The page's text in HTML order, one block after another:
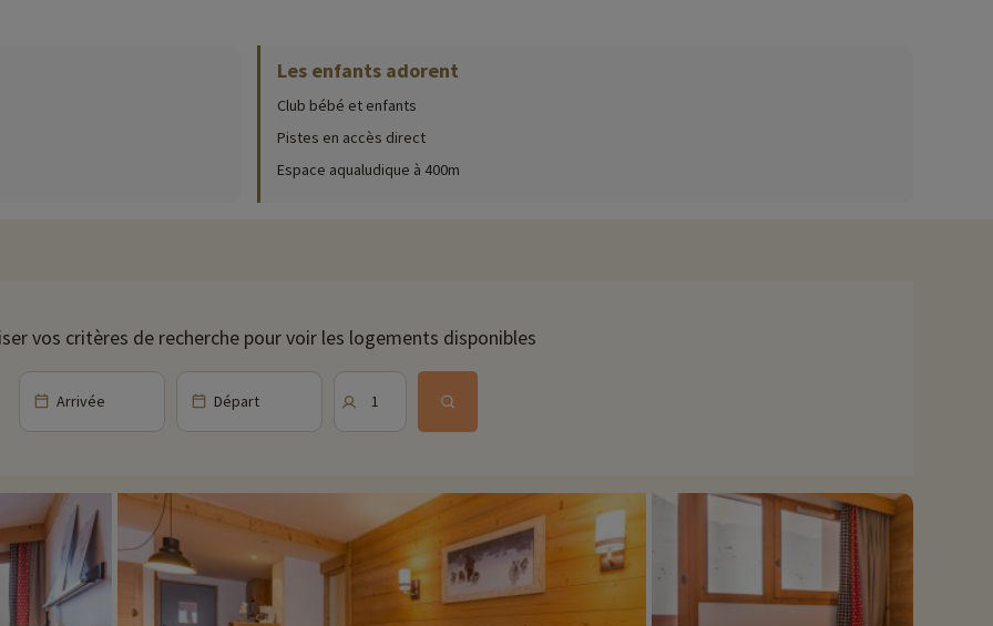
(date d'ouverture, âge pour les club, contenu du pack bébé...),
bandes dessinées, des livres de poche ou des jeux de société pour des moments en famille. De plus, vous bénéficiez également un
au sein de la station : spectacles, concerts dans la station, etc. Les programmes des journées et des soirées sont affichés à la
En été, découvrez des paysages époustouflants de la Vallée des Belleville. En plus des nombreuses randonnées piétons et
activités pour tous les âges ( accrobranche, balade à cheval, yoga, etc.).
famille à proximité de nos hébergements : zoo, aquarium...Si nous avons déjà négocié des activités, elles sont réservables avec
stations
et enfants
et 8 noires)
Les enfants adorent
Club bébé et enfants
Pistes en accès direct
Espace aqualudique à 400m
vos critères de recherche pour voir les logements disponibles
Arrivée Départ 1